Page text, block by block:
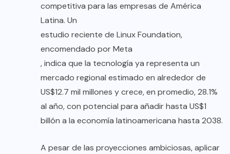
competitiva para las empresas de América
Latina. Un
estudio reciente de Linux Foundation,
encomendado por Meta
, indica que la tecnología ya representa un
mercado regional estimado en alrededor de
US$12.7 mil millones y crece, en promedio, 28.1%
al año, con potencial para añadir hasta US$1
billón a la economía latinoamericana hasta 2038.
A pesar de las proyecciones ambiciosas, aplicar